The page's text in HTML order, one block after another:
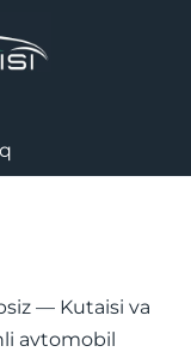
— Kutaisi va
avtomobil